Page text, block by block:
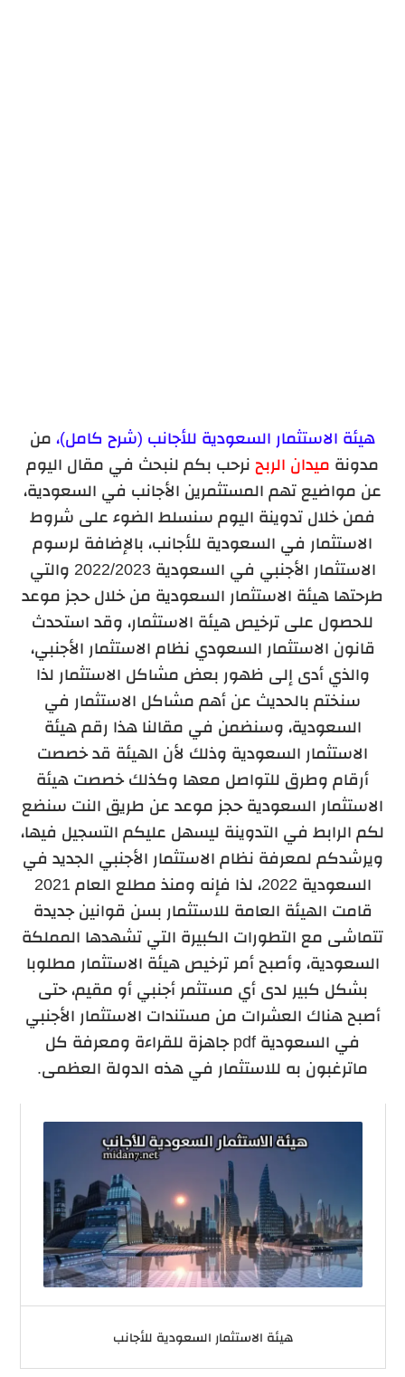
هيئة الاستثمار السعودية للأجانب (شرح كامل)، من
مدونة ميدان الربح نرحب بكم لنبحث في مقال اليوم
عن مواضيع تهم المستثمرين الأجانب في السعودية،
فمن خلال تدوينة اليوم سنسلط الضوء على شروط
الاستثمار في السعودية للأجانب، بالإضافة لرسوم
الاستثمار الأجنبي في السعودية 2022/2023 والتي
طرحتها هيئة الاستثمار السعودية من خلال حجز موعد
للحصول على ترخيص هيئة الاستثمار، وقد استحدث
قانون الاستثمار السعودي نظام الاستثمار الأجنبي،
والذي أدى إلى ظهور بعض مشاكل الاستثمار لذا
سنختم بالحديث عن أهم مشاكل الاستثمار في
السعودية، وسنضمن في مقالنا هذا رقم هيئة
الاستثمار السعودية وذلك لأن الهيئة قد خصصت
أرقام وطرق للتواصل معها وكذلك خصصت هيئة
الاستثمار السعودية حجز موعد عن طريق النت سنضع
لكم الرابط في التدوينة ليسهل عليكم التسجيل فيها،
ويرشدكم لمعرفة نظام الاستثمار الأجنبي الجديد في
السعودية 2022، لذا فإنه ومنذ مطلع العام 2021
قامت الهيئة العامة للاستثمار بسن قوانين جديدة
تتماشى مع التطورات الكبيرة التي تشهدها المملكة
السعودية، وأصبح أمر ترخيص هيئة الاستثمار مطلوبا
بشكل كبير لدى أي مستثمر أجنبي أو مقيم، حتى
أصبح هناك العشرات من مستندات الاستثمار الأجنبي
في السعودية pdf جاهزة للقراءة ومعرفة كل
ماترغبون به للاستثمار في هذه الدولة العظمى.
هيئة الاستثمار السعودية للأجانب